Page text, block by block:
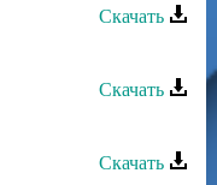
Скачать
Скачать
Скачать